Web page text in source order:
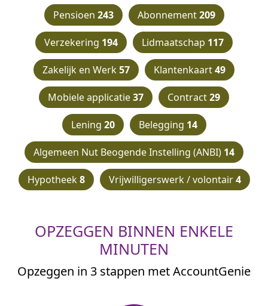
Pensioen 243 Abonnement209
Verzekering 194 Lidmaatschap 117
Zakelijk en Werk57 Klantenkaart49
Mobiele applicatie37 Contract29
Lening 20 Belegging 14
Algemeen Nut Beogende Instelling (ANBI) 14
Hypotheek8 Vrijwilligerswerk / volontair4
OPZEGGEN BINNEN ENKELE
MINUTEN
Opzeggen in 3 stappen met AccountGenie